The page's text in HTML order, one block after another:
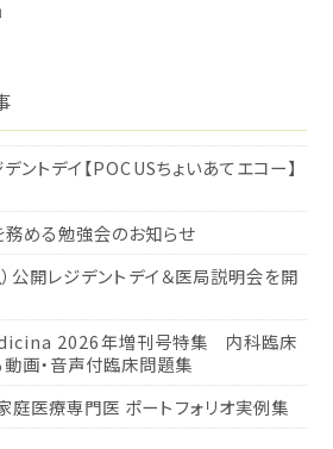
トデイ【POCUSちょいあてエコー】
める勉強会のお知らせ
公開レジデントデイ＆医局説明会を開
2026年増刊号特集 内科臨床
画・音声付臨床問題集
庭医療専門医 ポートフォリオ実例集